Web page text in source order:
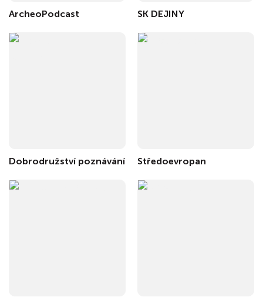
ArcheoPodcast SK DEJINY
Dobrodružství poznávání Středoevropan